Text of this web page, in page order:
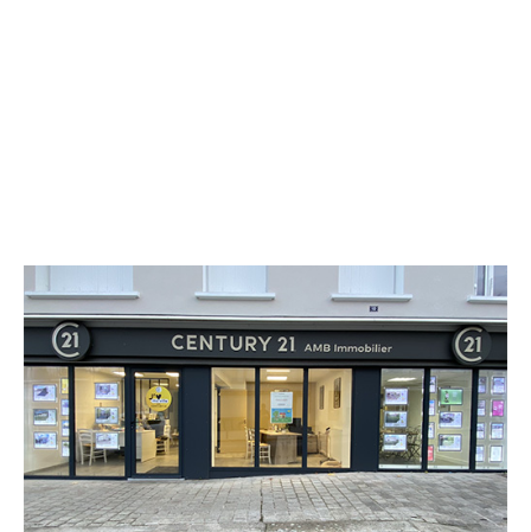
CENTURY 21 AMB Immobilier
12 boulevard de la Meilleraye
PARTHENAY - 79200
Envoyer un message
Téléphoner à l'agence